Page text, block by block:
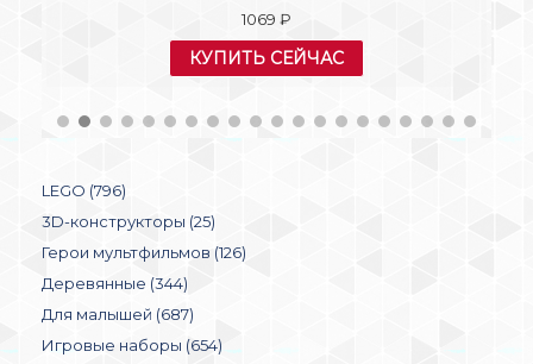
1069 ₽
КУПИТЬ СЕЙЧАС
LEGO (796)
3D-конструкторы (25)
Герои мультфильмов (126)
Деревянные (344)
Для малышей (687)
Игровые наборы (654)